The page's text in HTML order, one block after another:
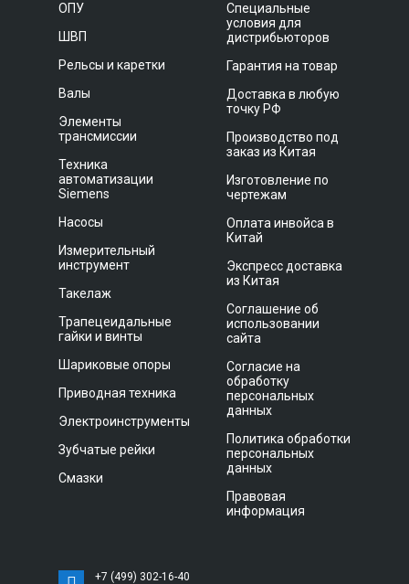
ОПУ
ШВП
Рельсы и каретки
Валы
Элементы
трансмиссии
Техника
автоматизации
Siemens
Насосы
Измерительный
инструмент
Такелаж
Трапецеидальные
гайки и винты
Шариковые опоры
Приводная техника
Электроинструменты
Зубчатые рейки
Смазки
Специальные
условия для
дистрибьюторов
Гарантия на товар
Доставка в любую
точку РФ
Производство под
заказ из Китая
Изготовление по
чертежам
Оплата инвойса в
Китай
Экспресс доставка
из Китая
Соглашение об
использовании
сайта
Согласие на
обработку
персональных
данных
Политика обработки
персональных
данных
Правовая
информация
+7 (499) 302-16-40